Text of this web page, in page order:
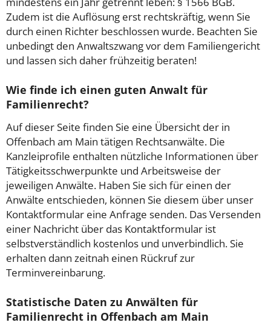
Zudem ist die Auflösung erst rechtskräftig, wenn Sie
durch einen Richter beschlossen wurde. Beachten Sie
unbedingt den Anwaltszwang vor dem Familiengericht
und lassen sich daher frühzeitig beraten!
Wie finde ich einen guten Anwalt für
Familienrecht?
Auf dieser Seite finden Sie eine Übersicht der in
Offenbach am Main tätigen Rechtsanwälte. Die
Kanzleiprofile enthalten nützliche Informationen über
Tätigkeitsschwerpunkte und Arbeitsweise der
jeweiligen Anwälte. Haben Sie sich für einen der
Anwälte entschieden, können Sie diesem über unser
Kontaktformular eine Anfrage senden. Das Versenden
einer Nachricht über das Kontaktformular ist
selbstverständlich kostenlos und unverbindlich. Sie
erhalten dann zeitnah einen Rückruf zur
Terminvereinbarung.
Statistische Daten zu Anwälten für
Familienrecht in Offenbach am Main